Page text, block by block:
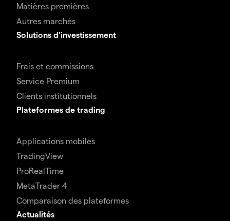
Matières premières
Autres marchés
Solutions d'investissement
Frais et commissions
Service Premium
Clients institutionnels
Plateformes de trading
Applications mobiles
TradingView
ProRealTime
MetaTrader 4
Comparaison des plateformes
Actualités